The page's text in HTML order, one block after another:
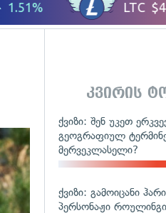
კვირის
ქვიზი: შენ უკეთ
გეოგრაფიულ
მერვეკლასელი?
ქვიზი: გამოიცანი
პერსონაჟი